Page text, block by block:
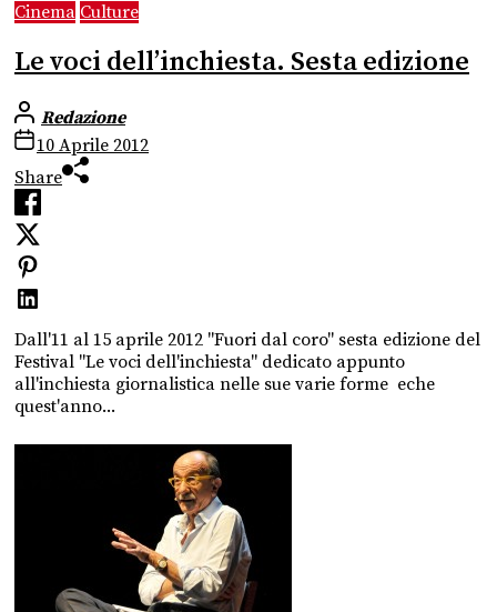
Cinema Culture
Le voci dell’inchiesta. Sesta edizione
Redazione
10 Aprile 2012
Share
Dall'11 al 15 aprile 2012 "Fuori dal coro" sesta edizione del
Festival "Le voci dell'inchiesta" dedicato appunto
all'inchiesta giornalistica nelle sue varie forme eche
quest'anno...